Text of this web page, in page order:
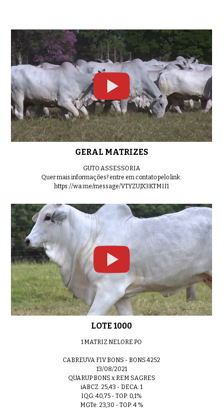
0:42 LOTE 03
0:35 LOTE 04
0:46 LOTE 05
0:50 LOTE 06
LOTE 07
0:55 LOTE 08
0:38 LOTE 09
GERAL MATRIZES
GUTO ASSESSORIA
Quer mais informações? entre em contato pelo link:
https://wa.me/message/VTYZUJX3KTMII1
LOTE 1000
1 MATRIZ NELORE PO
CABREUVA FIV BONS - BONS 4252
13/08/2021
QUARUP BONS x REM SAGRES
iABCZ: 25,43 - DECA: 1
IQG: 40,75 - TOP: 0,1%
MGTe: 23,30 - TOP: 4 %